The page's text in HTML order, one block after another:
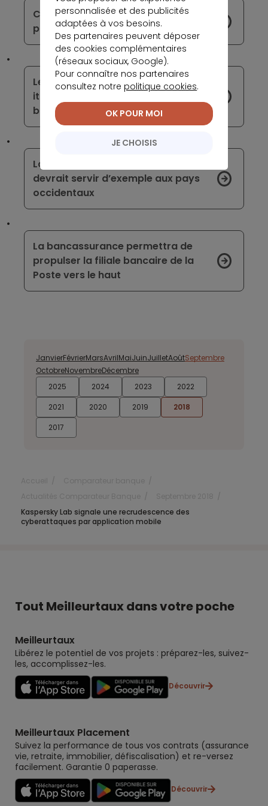
Comme tous les ans, la course aux
prêts étudiants a été intense
Les crises financières turque et
italienne menacent le secteur
bancaire européen
La politique monétaire japonaise
devrait servir d’exemple aux pays
occidentaux
La bancassurance permettra de
propulser la filiale bancaire de la
Poste vers le haut
2025 2024 2023
2022
2021
2020 2019
2018
2017
JanvierFévrierMarsAvrilMaiJuinJuilletAoûtSeptembre
OctobreNovembreDécembre
Kaspersky Lab signale une recrudescence des
cyberattaques par application mobile
Tout Meilleurtaux dans votre poche
Meilleurtaux
Libérez le potentiel de vos projets : préparez-les, suivez-
les, accomplissez-les.
Découvrir
Meilleurtaux Placement
Suivez la performance de tous vos contrats (assurance
vie, retraite, immobilier, défiscalisation) et re-versez
facilement. Garantie 0 paperasse.
Découvrir
personnalisée et des publicités
adaptées à vos besoins.
Des partenaires peuvent déposer
des cookies complémentaires
(réseaux sociaux, Google).
Pour connaître nos partenaires
consultez notre politique cookies.
JE CHOISIS
OK POUR MOI